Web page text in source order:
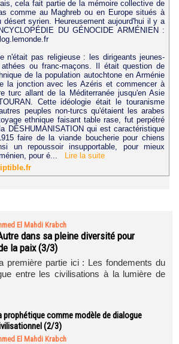
cela fait partie de la mémoire collective de
comme au Maghreb ou en Europe situés à
syrien. Heureusement aujourd'hui il y a
DU GÉNOCIDE ARMÉNIEN :
n'était pas religieuse : les dirigeants jeunes-
ou franc-maçons. Il était question de
de la population autochtone en Arménie
la jonction avec les Azéris et commencer à
turc allant de la Méditerranée jusqu'en Asie
Cette idéologie était le touranisme
peuples non-turcs qu'étaient les arabes
ethnique faisant table rase, fut perpétré
DÉSHUMANISATION qui est caractéristique
faire de la viande boucherie pour chiens
un repoussoir insupportable, pour mieux
pour é... Lire la suite
El Mahdi Krabch
dans sa pleine diversité pour
la paix (3/3)
première partie ici : Les fondements du
entre les civilisations à la lumière de
prophétique comme modèle de dialogue
(2/3)
El Mahdi Krabch